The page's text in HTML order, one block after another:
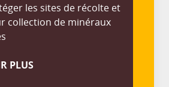
les sites de récolte et
collection de minéraux
PLUS